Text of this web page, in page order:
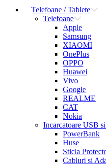
Telefoane / Tablete
Telefoane
Apple
Samsung
XIAOMI
OnePlus
OPPO
Huawei
Vivo
Google
REALME
CAT
Nokia
Incarcatoare USB
PowerBank
Huse
Sticla
Cabluri si